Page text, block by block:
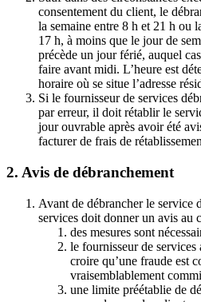
consentement du client, le
la semaine entre 8 h et 21 h ou
17 h, à moins que le jour de
précède un jour férié, auquel
faire avant midi. L’heure est
horaire où se situe l’adresse
Si le fournisseur de services
par erreur, il doit rétablir le
jour ouvrable après avoir été
facturer de frais de
2. Avis de débranchement
Avant de débrancher le service
services doit donner un avis au
des mesures sont
le fournisseur de services
croire qu’une fraude est
vraisemblablement
une limite préétablie de